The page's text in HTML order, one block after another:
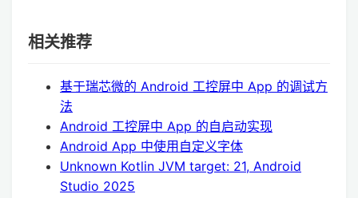
相关推荐
基于瑞芯微的 Android 工控屏中 App 的调试方
法
Android 工控屏中 App 的自启动实现
Android App 中使用自定义字体
Unknown Kotlin JVM target: 21, Android
Studio 2025